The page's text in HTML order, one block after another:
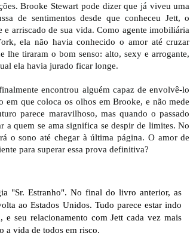
Brooke Stewart pode dizer que já viveu uma
de sentimentos desde que conheceu Jett, o
e arriscado de sua vida. Como agente imobiliária
ela não havia conhecido o amor até cruzar
lhe tiraram o bom senso: alto, sexy e arrogante,
ela havia jurado ficar longe.
encontrou alguém capaz de envolvê-lo
em que coloca os olhos em Brooke, e não mede
parece maravilhoso, mas quando o passado
a quem se ama significa se despir de limites. No
o sono até chegar à última página. O amor de
para superar essa prova definitiva?
"Sr. Estranho". No final do livro anterior, as
ao Estados Unidos. Tudo parece estar indo
seu relacionamento com Jett cada vez mais
a vida de todos em risco.